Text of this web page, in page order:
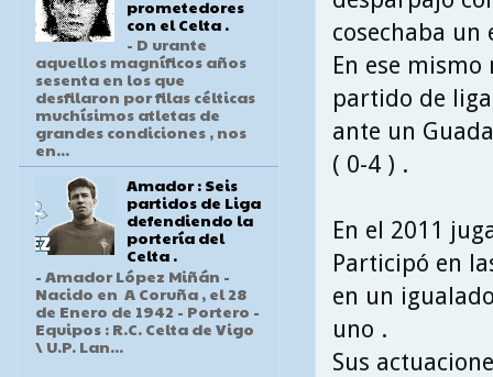
cosechaba
En ese
partido de
ante un
( 0-4 ) .
En el 2011
Participó en
en un
uno .
Sus
prometedores
con el Celta .
- D urante
aquellos magníficos años
sesenta en los que
desfilaron por filas célticas
muchísimos atletas de
grandes condiciones , nos
en...
Amador : Seis
partidos de Liga
defendiendo la
portería del
Celta .
- Amador López Miñán -
Nacido en A Coruña , el 28
de Enero de 1942 - Portero -
Equipos : R.C. Celta de Vigo
\ U.P. Lan...